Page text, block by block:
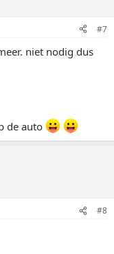
#7
niet nodig dus
de auto
#8